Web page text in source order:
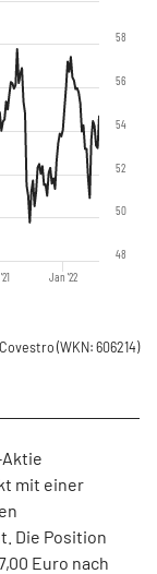
Jan '22
48
50
52
54
56
58
Covestro (WKN: 606214)
Aktie
mit einer
Die Position
Euro nach